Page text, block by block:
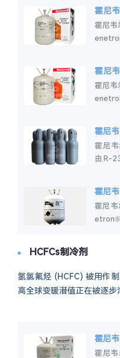
霍尼
07C）
霍尼韦
霍尼
04A）
霍尼韦
霍尼
霍尼韦
由R-
霍尼
霍尼韦
HCFCs制冷剂
氢氯氟烃 (HCFC) 被用作
高全球变暖潜值正在被逐步
霍尼
霍尼